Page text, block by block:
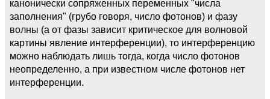
канонически сопряженных переменных "числа
заполнения" (грубо говоря, число фотонов) и фазу
волны (а от фазы зависит критическое для волновой
картины явление интерференции), то интерференцию
можно наблюдать лишь тогда, когда число фотонов
неопределенно, а при известном числе фотонов нет
интерференции.